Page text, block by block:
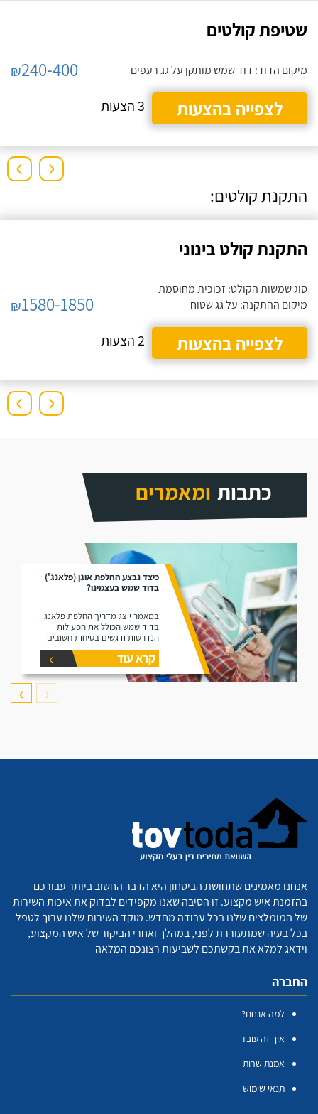
שטיפת קולטים
מיקום הדוד: דוד שמש מותקן על גג רעפים ₪240-400
לצפייה בהצעות
3 הצעות
› ‹
התקנת קולטים:
התקנת קולט בינוני
סוג שמשות הקולט: זכוכית מחוסמת
מיקום ההתקנה: על גג שטוח
₪1580-1850
לצפייה בהצעות
2 הצעות
› ‹
כתבות ומאמרים
כיצד נבצע החלפת אוגן (פלאנג')
בדוד שמש בעצמינו?
במאמר יוצג מדריך החלפת פלאנג'
בדוד שמש הכולל את הפעולות
הנדרשות ודגשים בטיחות חשובים
קרא עוד
❮
❯
אנחנו מאמינים שתחושת הביטחון היא הדבר החשוב ביותר עבורכם
בהזמנת איש מקצוע. זו הסיבה שאנו מקפידים לבדוק את איכות השירות
של המומלצים שלנו בכל עבודה מחדש. מוקד השירות שלנו ערוך לטפל
בכל בעיה שמתעוררת לפני, במהלך ואחרי הביקור של איש המקצוע,
וידאג למלא את בקשתכם לשביעות רצונכם המלאה
החברה
למה אנחנו?
איך זה עובד
אמנת שרות
תנאי שימוש